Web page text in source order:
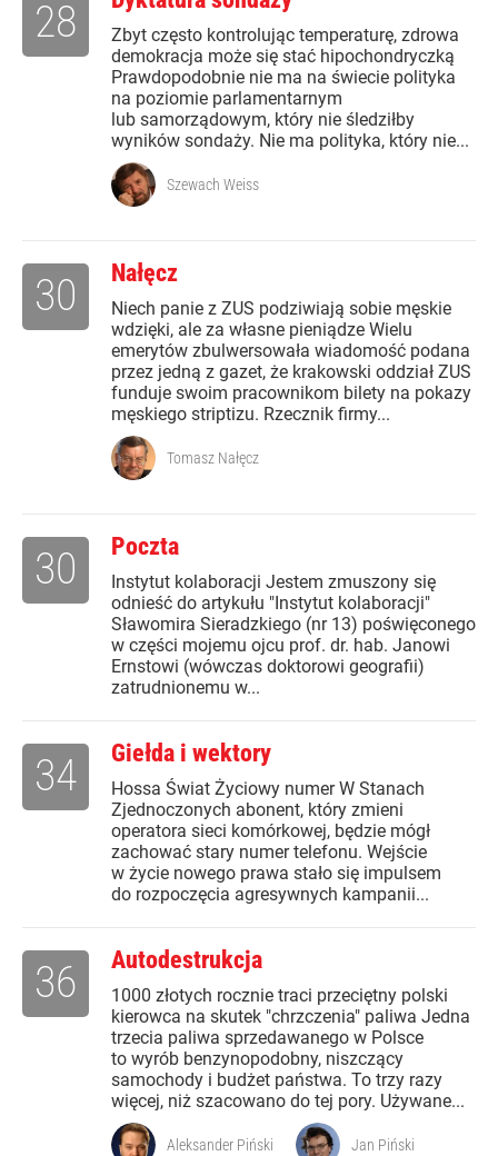
Zbyt często kontrolując temperaturę, zdrowa
demokracja może się stać hipochondryczką
Prawdopodobnie nie ma na świecie polityka
na poziomie parlamentarnym
lub samorządowym, który nie śledziłby
wyników sondaży. Nie ma polityka, który nie...
28
Szewach Weiss
Nałęcz
Niech panie z ZUS podziwiają sobie męskie
wdzięki, ale za własne pieniądze Wielu
emerytów zbulwersowała wiadomość podana
przez jedną z gazet, że krakowski oddział ZUS
funduje swoim pracownikom bilety na pokazy
męskiego striptizu. Rzecznik firmy...
30
Tomasz Nałęcz
Poczta
Instytut kolaboracji Jestem zmuszony się
odnieść do artykułu "Instytut kolaboracji"
Sławomira Sieradzkiego (nr 13) poświęconego
w części mojemu ojcu prof. dr. hab. Janowi
Ernstowi (wówczas doktorowi geografii)
zatrudnionemu w...
30
Giełda i wektory
Hossa Świat Życiowy numer W Stanach
Zjednoczonych abonent, który zmieni
operatora sieci komórkowej, będzie mógł
zachować stary numer telefonu. Wejście
w życie nowego prawa stało się impulsem
do rozpoczęcia agresywnych kampanii...
34
Autodestrukcja
1000 złotych rocznie traci przeciętny polski
kierowca na skutek "chrzczenia" paliwa Jedna
trzecia paliwa sprzedawanego w Polsce
to wyrób benzynopodobny, niszczący
samochody i budżet państwa. To trzy razy
więcej, niż szacowano do tej pory. Używane...
36
Aleksander Piński Jan Piński